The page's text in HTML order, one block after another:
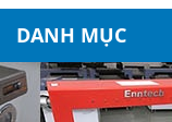
DANH MỤC